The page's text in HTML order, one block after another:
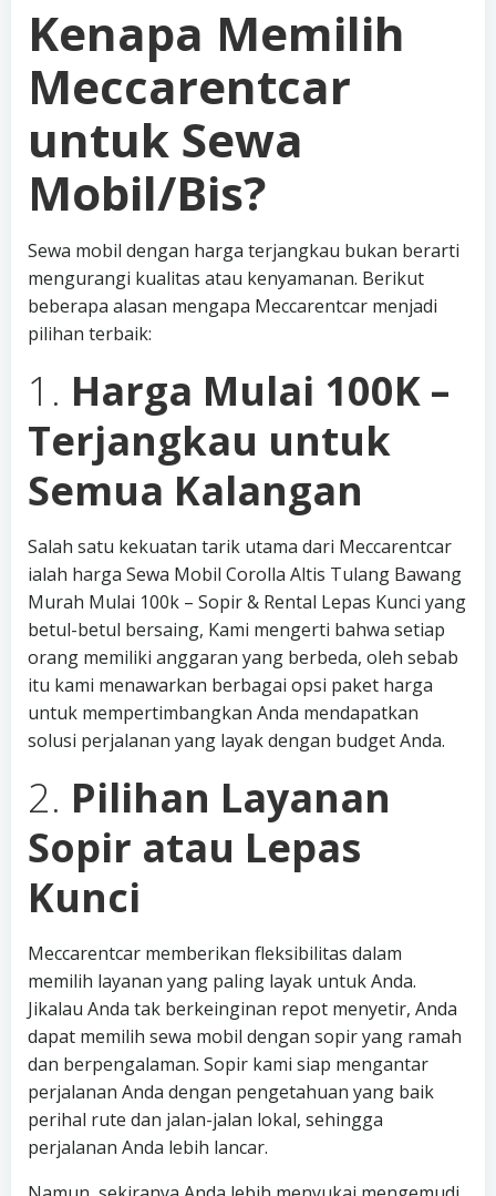
Kenapa Memilih
Meccarentcar
untuk Sewa
Mobil/Bis?
Sewa mobil dengan harga terjangkau bukan berarti
mengurangi kualitas atau kenyamanan. Berikut
beberapa alasan mengapa Meccarentcar menjadi
pilihan terbaik:
1. Harga Mulai 100K –
Terjangkau untuk
Semua Kalangan
Salah satu kekuatan tarik utama dari Meccarentcar
ialah harga Sewa Mobil Corolla Altis Tulang Bawang
Murah Mulai 100k – Sopir & Rental Lepas Kunci yang
betul-betul bersaing, Kami mengerti bahwa setiap
orang memiliki anggaran yang berbeda, oleh sebab
itu kami menawarkan berbagai opsi paket harga
untuk mempertimbangkan Anda mendapatkan
solusi perjalanan yang layak dengan budget Anda.
2. Pilihan Layanan
Sopir atau Lepas
Kunci
Meccarentcar memberikan fleksibilitas dalam
memilih layanan yang paling layak untuk Anda.
Jikalau Anda tak berkeinginan repot menyetir, Anda
dapat memilih sewa mobil dengan sopir yang ramah
dan berpengalaman. Sopir kami siap mengantar
perjalanan Anda dengan pengetahuan yang baik
perihal rute dan jalan-jalan lokal, sehingga
perjalanan Anda lebih lancar.